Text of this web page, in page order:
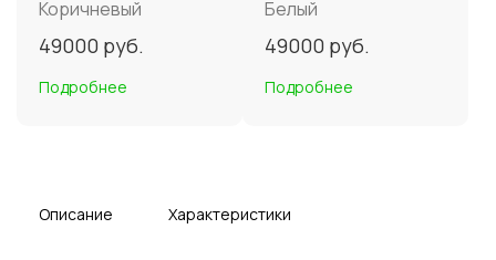
Коричневый
49000 руб.
Подробнее
Белый
49000 руб.
Подробнее
Описание Характеристики